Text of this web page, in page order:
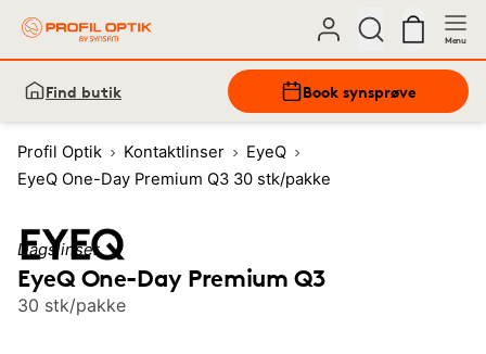
Menu
Find butik Book synsprøve
Profil Optik Kontaktlinser
EyeQ
EyeQ One-Day Premium Q3 30 stk/pakke
Dagslinser
EyeQ One-Day Premium Q3
30 stk/pakke